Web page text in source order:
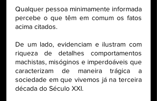
Qualquer pessoa minimamente informada
percebe o que têm em comum os fatos
acima citados.
De um lado, evidenciam e ilustram com
riqueza de detalhes comportamentos
machistas, misóginos e imperdoáveis que
caracterizam de maneira trágica a
sociedade em que vivemos já na terceira
década do Século XXI.